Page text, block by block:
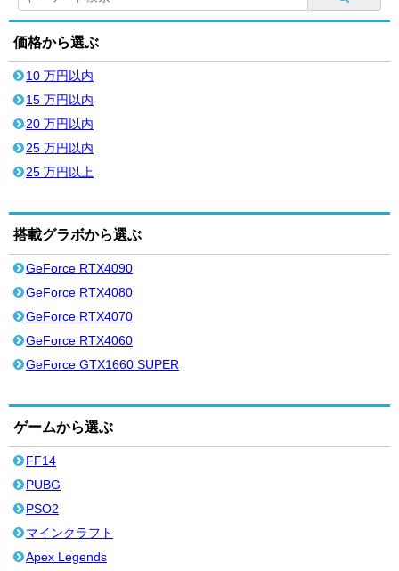
価格から選ぶ
10 万円以内
15 万円以内
20 万円以内
25 万円以内
25 万円以上
搭載グラボから選ぶ
GeForce RTX4090
GeForce RTX4080
GeForce RTX4070
GeForce RTX4060
GeForce GTX1660 SUPER
ゲームから選ぶ
FF14
PUBG
PSO2
マインクラフト
Apex Legends